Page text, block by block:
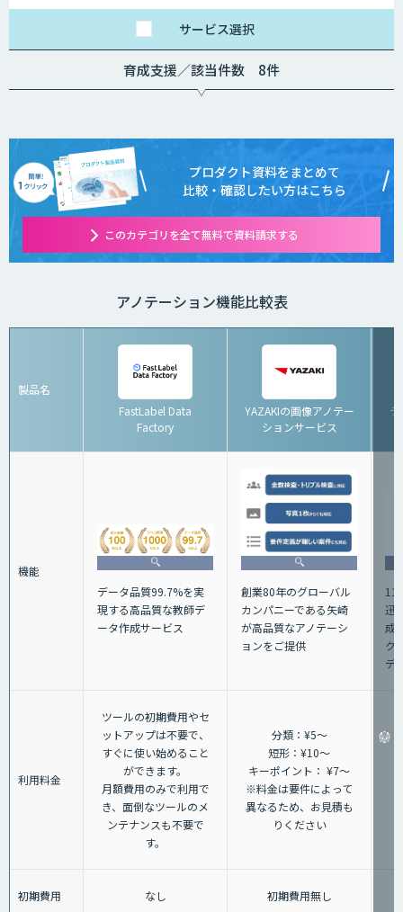
に応じて柔軟に対応し
ます。データ処理のみ
希望する場合は、目安
として写真一枚あたり
数円程度とお考えくだ
サービス選択
育成支援／該当件数 8件
プロダクト資料をまとめて
比較・確認したい方はこちら
このカテゴリを全て無料で資料請求する
アノテーション機能比較表
製品名
FastLabel Data
Factory
YAZAKIの画像アノテー
ションサービス
機能
データ品質99.7%を実
現する高品質な教師デ
ータ作成サービス
創業80年のグローバル
カンパニーである矢崎
が高品質なアノテーシ
ョンをご提供
11
迅
成
ク
デ
利用料金
ツールの初期費用やセ
ットアップは不要で、
すぐに使い始めること
ができます。
月額費用のみで利用で
き、面倒なツールのメ
ンテナンスも不要で
す。
分類：¥5～
短形：¥10～
キーポイント： ¥7～
※料金は要件によって
異なるため、お見積も
りください
初期費用 なし 初期費用無し